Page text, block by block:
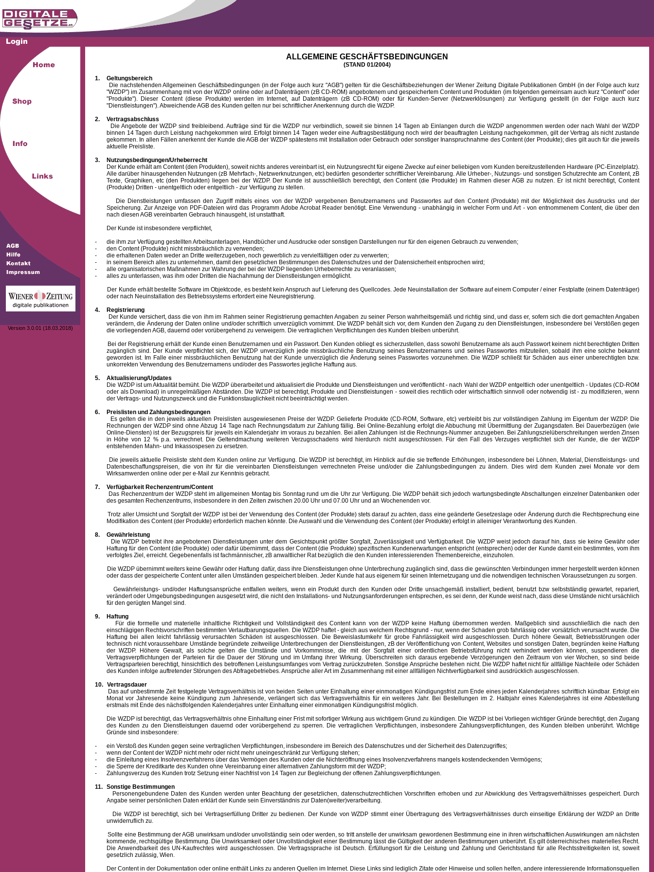
Version 3.0.01 (18.03.2018)
ALLGEMEINE GESCHÄFTSBEDINGUNGEN
(STAND 01/2004)
1.
Geltungsbereich
Die nachstehenden Allgemeinen Geschäftsbedingungen (in der Folge auch kurz "AGB") gelten für die Geschäftsbeziehungen der Wiener Zeitung Digitale Publikationen GmbH (in der Folge auch kurz
"WZDP") im Zusammenhang mit von der WZDP online oder auf Datenträgern (zB CD-ROM) angebotenem und gespeichertem Content und Produkten (im folgenden gemeinsam auch kurz "Content" oder
"Produkte"). Dieser Content (diese Produkte) werden im Internet, auf Datenträgern (zB CD-ROM) oder für Kunden-Server (Netzwerklösungen) zur Verfügung gestellt (in der Folge auch kurz
"Dienstleistungen"). Abweichende AGB des Kunden gelten nur bei schriftlicher Anerkennung durch die WZDP.
2.
Vertragsabschluss
Die Angebote der WZDP sind freibleibend. Aufträge sind für die WZDP nur verbindlich, soweit sie binnen 14 Tagen ab Einlangen durch die WZDP angenommen werden oder nach Wahl der WZDP
binnen 14 Tagen durch Leistung nachgekommen wird. Erfolgt binnen 14 Tagen weder eine Auftragsbestätigung noch wird der beauftragten Leistung nachgekommen, gilt der Vertrag als nicht zustande
gekommen. In allen Fällen anerkennt der Kunde die AGB der WZDP spätestens mit Installation oder Gebrauch oder sonstiger Inanspruchnahme des Content (der Produkte); dies gilt auch für die jeweils
aktuelle Preisliste.
3.
Nutzungsbedingungen/Urheberrecht
Der Kunde erhält am Content (den Produkten), soweit nichts anderes vereinbart ist, ein Nutzungsrecht für eigene Zwecke auf einer beliebigen vom Kunden bereitzustellenden Hardware (PC-Einzelplatz).
Alle darüber hinausgehenden Nutzungen (zB Mehrfach-, Netzwerknutzungen, etc) bedürfen gesonderter schriftlicher Vereinbarung. Alle Urheber-, Nutzungs- und sonstigen Schutzrechte am Content, zB
Texte, Graphiken, etc (den Produkten) liegen bei der WZDP. Der Kunde ist ausschließlich berechtigt, den Content (die Produkte) im Rahmen dieser AGB zu nutzen. Er ist nicht berechtigt, Content
(Produkte) Dritten - unentgeltlich oder entgeltlich - zur Verfügung zu stellen.
Die Dienstleistungen umfassen den Zugriff mittels eines von der WZDP vergebenen Benutzernamens und Passwortes auf den Content (Produkte) mit der Möglichkeit des Ausdrucks und der
Speicherung. Zur Anzeige von PDF-Dateien wird das Programm Adobe Acrobat Reader benötigt. Eine Verwendung - unabhängig in welcher Form und Art - von entnommenem Content, die über den
nach diesen AGB vereinbarten Gebrauch hinausgeht, ist unstatthaft.
Der Kunde ist insbesondere verpflichtet,
-
die ihm zur Verfügung gestellten Arbeitsunterlagen, Handbücher und Ausdrucke oder sonstigen Darstellungen nur für den eigenen Gebrauch zu verwenden;
-
den Content (Produkte) nicht missbräuchlich zu verwenden;
-
die erhaltenen Daten weder an Dritte weiterzugeben, noch gewerblich zu vervielfältigen oder zu verwerten;
-
in seinem Bereich alles zu unternehmen, damit den gesetzlichen Bestimmungen des Datenschutzes und der Datensicherheit entsprochen wird;
-
alle organisatorischen Maßnahmen zur Wahrung der bei der WZDP liegenden Urheberrechte zu veranlassen;
-
alles zu unterlassen, was ihm oder Dritten die Nachahmung der Dienstleistungen ermöglicht.
Der Kunde erhält bestellte Software im Objektcode, es besteht kein Anspruch auf Lieferung des Quellcodes. Jede Neuinstallation der Software auf einem Computer / einer Festplatte (einem Datenträger)
oder nach Neuinstallation des Betriebssystems erfordert eine Neuregistrierung.
4.
Registrierung
Der Kunde versichert, dass die von ihm im Rahmen seiner Registrierung gemachten Angaben zu seiner Person wahrheitsgemäß und richtig sind, und dass er, sofern sich die dort gemachten Angaben
verändern, die Änderung der Daten online und/oder schriftlich unverzüglich vornimmt. Die WZDP behält sich vor, dem Kunden den Zugang zu den Dienstleistungen, insbesondere bei Verstößen gegen
die vorliegenden AGB, dauernd oder vorübergehend zu verweigern. Die vertraglichen Verpflichtungen des Kunden bleiben unberührt.
Bei der Registrierung erhält der Kunde einen Benutzernamenund ein Passwort. Den Kunden obliegt es sicherzustellen, dass sowohl Benutzername als auch Passwort keinem nicht berechtigten Dritten
zugänglich sind. Der Kunde verpflichtet sich, der WZDP unverzüglich jede missbräuchliche Benutzung seines Benutzernamens und seines Passwortes mitzuteilen, sobald ihm eine solche bekannt
geworden ist. Im Falle einer missbräuchlichen Benutzung hat der Kunde unverzüglich die Änderung seines Passwortes vorzunehmen. Die WZDP schließt für Schäden aus einer unberechtigten bzw.
unkorrekten Verwendung des Benutzernamens und/oder des Passwortes jegliche Haftung aus.
5.
Aktualisierung/Updates
Die WZDP ist um Aktualität bemüht. Die WZDP überarbeitet und aktualisiert die Produkte und Dienstleistungen und veröffentlicht - nach Wahl der WZDP entgeltlich oder unentgeltlich - Updates (CD-ROM
oder als Download) in unregelmäßigen Abständen. Die WZDP ist berechtigt, Produkte und Dienstleistungen - soweit dies rechtlich oder wirtschaftlich sinnvoll oder notwendig ist - zu modifizieren, wenn
der Vertrags- und Nutzungszweck und die Funktionstauglichkeit nicht beeinträchtigt werden.
6.
Preislisten und Zahlungsbedingungen
Es gelten die in den jeweils aktuellen Preislisten ausgewiesenen Preise der WZDP. Gelieferte Produkte (CD-ROM, Software, etc) verbleibt bis zur vollständigen Zahlung im Eigentum der WZDP. Die
Rechnungen der WZDP sind ohne Abzug 14 Tage nach Rechnungsdatum zur Zahlung fällig. Bei Online-Bezahlung erfolgt die Abbuchung mit Übermittlung der Zugangsdaten. Bei Dauerbezügen (wie
Online-Diensten) ist der Bezugspreis für jeweils ein Kalenderjahr im voraus zu bezahlen. Bei allen Zahlungen ist die Rechnungs-Nummer anzugeben. Bei Zahlungszielüberschreitungen werden Zinsen
in Höhe von 12 % p.a. verrechnet. Die Geltendmachung weiteren Verzugsschadens wird hierdurch nicht ausgeschlossen. Für den Fall des Verzuges verpflichtet sich der Kunde, die der WZDP
entstehenden Mahn- und Inkassospesen zu ersetzen.
Die jeweils aktuelle Preisliste steht dem Kunden online zur Verfügung. Die WZDP ist berechtigt, im Hinblick auf die sie treffende Erhöhungen, insbesondere bei Löhnen, Material, Dienstleistungs- und
Datenbeschaffungspreisen, die von ihr für die vereinbarten Dienstleistungen verrechneten Preise und/oder die Zahlungsbedingungen zu ändern. Dies wird dem Kunden zwei Monate vor dem
Wirksamwerden online oder per e-Mail zur Kenntnis gebracht.
7.
Verfügbarkeit Rechenzentrum/Content
Das Rechenzentrum der WZDP steht im allgemeinen Montag bis Sonntag rund um die Uhr zur Verfügung. Die WZDP behält sich jedoch wartungsbedingte Abschaltungen einzelner Datenbanken oder
des gesamten Rechenzentrums, insbesondere in den Zeiten zwischen 20.00 Uhr und 07.00 Uhr und an Wochenenden vor.
Trotz aller Umsicht und Sorgfalt der WZDP ist bei der Verwendung des Content (der Produkte) stets darauf zu achten, dass eine geänderte Gesetzeslage oder Änderung durch die Rechtsprechung eine
Modifikation des Content (der Produkte) erforderlich machen könnte. Die Auswahl und die Verwendung des Content (der Produkte) erfolgt in alleiniger Verantwortung des Kunden.
8.
Gewährleistung
Die WZDP betreibt ihre angebotenen Dienstleistungen unter dem Gesichtspunkt größter Sorgfalt, Zuverlässigkeit und Verfügbarkeit. Die WZDP weist jedoch darauf hin, dass sie keine Gewähr oder
Haftung für den Content (die Produkte) oder dafür übernimmt, dass der Content (die Produkte) spezifischen Kundenerwartungen entspricht (entsprechen) oder der Kunde damit ein bestimmtes, vom ihm
verfolgtes Ziel, erreicht. Gegebenenfalls ist fachmännischer, zB anwaltlicher Rat bezüglich die den Kunden interessierenden Themenbereiche, einzuholen.
Die WZDP übernimmt weiters keine Gewähr oder Haftung dafür, dass ihre Dienstleistungen ohne Unterbrechung zugänglich sind, dass die gewünschten Verbindungen immer hergestellt werden können
oder dass der gespeicherte Content unter allen Umständen gespeichert bleiben. Jeder Kunde hat aus eigenem für seinen Internetzugang und die notwendigen technischen Voraussetzungen zu sorgen.
Gewährleistungs- und/oder Haftungsansprüche entfallen weiters, wenn ein Produkt durch den Kunden oder Dritte unsachgemäß installiert, bedient, benutzt bzw selbstständig gewartet, repariert,
verändert oder Umgebungsbedingungen ausgesetzt wird, die nicht den Installations- und Nutzungsanforderungen entsprechen, es sei denn, der Kunde weist nach, dass diese Umstände nicht ursächlich
für den gerügten Mangel sind.
9.
Haftung
Für die formelle und materielle inhaltliche Richtigkeit und Vollständigkeit des Content kann von der WZDP keine Haftung übernommen werden. Maßgeblich sind ausschließlich die nach den
einschlägigen Rechtsvorschriften bestimmten Verlautbarungsquellen. Die WZDP haftet - gleich aus welchem Rechtsgrund - nur, wenn der Schaden grob fahrlässig oder vorsätzlich verursacht wurde. Die
Haftung bei allen leicht fahrlässig verursachten Schäden ist ausgeschlossen. Die Beweislastumkehr für grobe Fahrlässigkeit wird ausgeschlossen. Durch höhere Gewalt, Betriebsstörungen oder
technisch nicht voraussehbare Umstände begründete zeitweilige Unterbrechungen der Dienstleistungen, zB der Veröffentlichung von Content, Websites und sonstigen Daten, begründen keine Haftung
der WZDP. Höhere Gewalt, als solche gelten die Umstände und Vorkommnisse, die mit der Sorgfalt einer ordentlichen Betriebsführung nicht verhindert werden können, suspendieren die
Vertragsverpflichtungen der Parteien für die Dauer der Störung und im Umfang ihrer Wirkung. Überschreiten sich daraus ergebende Verzögerungen den Zeitraum von vier Wochen, so sind beide
Vertragsparteien berechtigt, hinsichtlich des betroffenen Leistungsumfanges vom Vertrag zurückzutreten. Sonstige Ansprüche bestehen nicht. Die WZDP haftet nicht für allfällige Nachteile oder Schäden
des Kunden infolge auftretender Störungen des Abfragebetriebes. Ansprüche aller Art im Zusammenhang mit einer allfälligen Nichtverfügbarkeit sind ausdrücklich ausgeschlossen.
10. Vertragsdauer
Das auf unbestimmte Zeit festgelegte Vertragsverhältnis ist von beiden Seiten unter Einhaltung einer einmonatigen Kündigungsfrist zum Ende eines jeden Kalenderjahres schriftlich kündbar. Erfolgt ein
Monat vor Jahresende keine Kündigung zum Jahresende, verlängert sich das Vertragsverhältnis für ein weiteres Jahr. Bei Bestellungen im 2. Halbjahr eines Kalenderjahres ist eine Abbestellung
erstmals mit Ende des nächstfolgenden Kalenderjahres unter Einhaltung einer einmonatigen Kündigungsfrist möglich.
Die WZDP ist berechtigt, das Vertragsverhältnis ohne Einhaltung einer Frist mit sofortiger Wirkung aus wichtigem Grund zu kündigen. Die WZDP ist bei Vorliegen wichtiger Gründe berechtigt, den Zugang
des Kunden zu den Dienstleistungen dauernd oder vorübergehend zu sperren. Die vertraglichen Verpflichtungen, insbesondere Zahlungsverpflichtungen, des Kunden bleiben unberührt. Wichtige
Gründe sind insbesondere:
-
ein Verstoß des Kunden gegen seine vertraglichen Verpflichtungen, insbesondere im Bereich des Datenschutzes und der Sicherheit des Datenzugriffes;
-
wenn der Content der WZDP nicht mehr oder nicht mehr uneingeschränkt zur Verfügung stehen;
-
die Einleitung eines Insolvenzverfahrens über das Vermögen des Kunden oder die Nichteröffnung eines Insolvenzverfahrens mangels kostendeckenden Vermögens;
-
die Sperre der Kreditkarte des Kunden ohne Vereinbarung einer alternativen Zahlungsform mit der WZDP;
-
Zahlungsverzug des Kunden trotz Setzung einer Nachfrist von 14 Tagen zur Begleichung der offenen Zahlungsverpflichtungen.
11. Sonstige Bestimmungen
Personengebundene Daten des Kunden werden unter Beachtung der gesetzlichen, datenschutzrechtlichen Vorschriften erhoben und zur Abwicklung des Vertragsverhältnisses gespeichert. Durch
Angabe seiner persönlichen Daten erklärt der Kunde sein Einverständnis zur Daten(weiter)verarbeitung.
Die WZDP ist berechtigt, sich bei Vertragserfüllung Dritter zu bedienen. Der Kunde von WZDP stimmt einer Übertragung des Vertragsverhältnisses durch einseitige Erklärung der WZDP an Dritte
unwiderruflich zu.
Sollte eine Bestimmung der AGB unwirksam und/oder unvollständig sein oder werden, so tritt anstelle der unwirksam gewordenen Bestimmung eine in ihren wirtschaftlichen Auswirkungen am nächsten
kommende, rechtsgültige Bestimmung. Die Unwirksamkeit oder Unvollständigkeit einer Bestimmung lässt die Gültigkeit der anderen Bestimmungen unberührt. Es gilt österreichisches materielles Recht.
Die Anwendbarkeit des UN-Kaufrechtes wird ausgeschlossen. Die Vertragssprache ist Deutsch. Erfüllungsort für die Leistung und Zahlungund Gerichtsstand für alle Rechtsstreitigkeiten ist, soweit
gesetzlich zulässig, Wien.
Der Content in der Dokumentation oder online enthält Links zu anderen Quellen im Internet. Diese Links sind lediglich Zitate oder Hinweise und sollen helfen, andere interessierende Informationsquellen